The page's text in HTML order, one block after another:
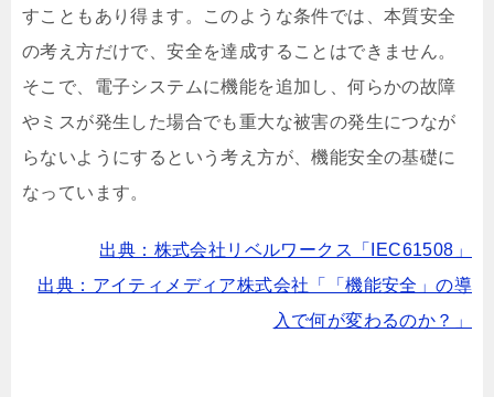
すこともあり得ます。このような条件では、本質安全
の考え方だけで、安全を達成することはできません。
そこで、電子システムに機能を追加し、何らかの故障
やミスが発生した場合でも重大な被害の発生につなが
らないようにするという考え方が、機能安全の基礎に
なっています。
出典：株式会社リベルワークス「IEC61508」
出典：アイティメディア株式会社「「機能安全」の導
入で何が変わるのか？」